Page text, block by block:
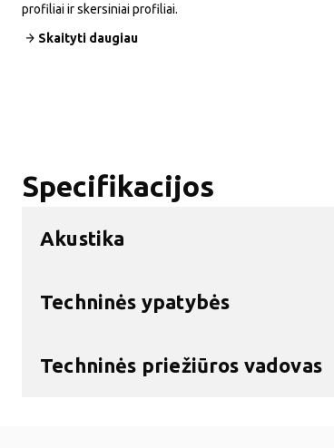
profiliai ir skersiniai profiliai.
Skaityti daugiau
Specifikacijos
Akustika
Techninės ypatybės
Techninės priežiūros vadovas